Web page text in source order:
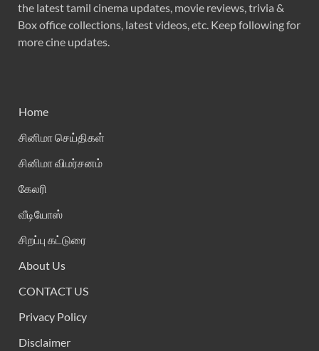
the latest tamil cinema updates, movie reviews, trivia &
Box office collections, latest videos, etc. Keep following for
more cine updates.
Home
சினிமா செய்திகள்
சினிமா விமர்சனம்
கேலரி
வீடியோஸ்
சிறப்பு கட்டுரை
About Us
CONTACT US
Privacy Policy
Disclaimer